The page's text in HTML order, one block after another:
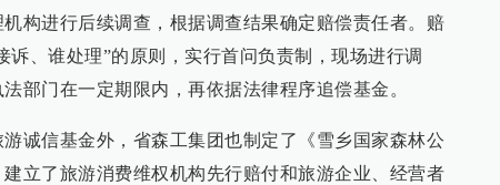
构进行后续调查，根据调查结果确定赔偿责任者。赔
诉、谁处理”的原则，实行首问负责制，现场进行调
部门在一定期限内，再依据法律程序追偿基金。
诚信基金外，省森工集团也制定了《雪乡国家森林公
立了旅游消费维权机构先行赔付和旅游企业、经营者